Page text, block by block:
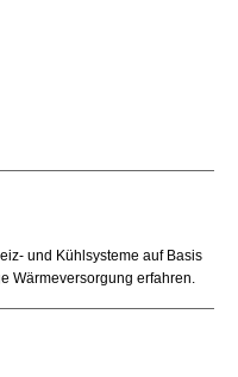
und Kühlsysteme auf Basis
Wärmeversorgung erfahren.